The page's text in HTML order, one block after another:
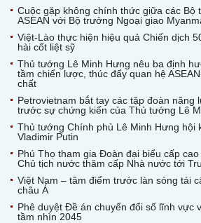
Cuộc gặp không chính thức giữa các Bộ
ASEAN với Bộ trưởng Ngoại giao
Việt-Lào thực hiện hiệu quả Chiến dịch
hài cốt liệt sỹ
Thủ tướng Lê Minh Hưng nêu ba định
tầm chiến lược, thúc đẩy quan hệ
chất
Petrovietnam bắt tay các tập đoàn năng
trước sự chứng kiến của Thủ tướng Lê
Thủ tướng Chính phủ Lê Minh Hưng hội
Vladimir Putin
Phú Thọ tham gia Đoàn đại biểu cấp
Chủ tịch nước thăm cấp Nhà nước tới
Việt Nam – tâm điểm trước làn sóng tái
châu Á
Phê duyệt Đề án chuyển đổi số lĩnh vực
tầm nhìn 2045